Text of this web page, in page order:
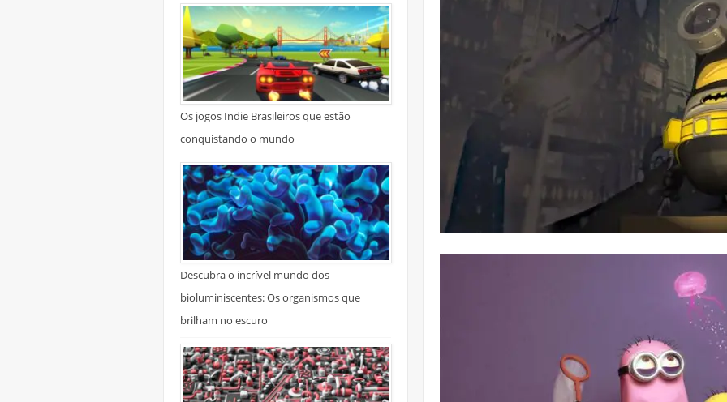
Os jogos Indie Brasileiros que estão
conquistando o mundo
Descubra o incrível mundo dos
bioluminiscentes: Os organismos que
brilham no escuro